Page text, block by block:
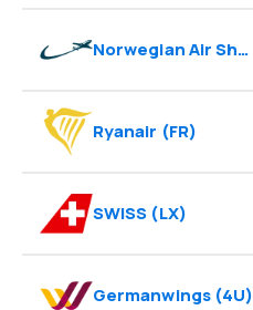
Norwegian Air Shuttle
Ryanair (FR)
SWISS (LX)
Germanwings(4U)